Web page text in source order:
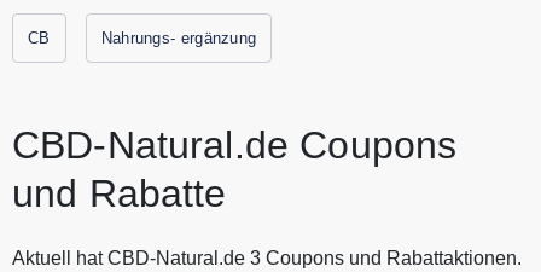
bietet mehr als 150 Premium CBD Produkte an, es ist für
jeden Kunden etwas dabei. Alle aktuellen Gutscheine und
CB Nahrungs- ergänzung
CBD-Natural.de Coupons
und Rabatte
Aktuell hat CBD-Natural.de 3 Coupons und Rabattaktionen.